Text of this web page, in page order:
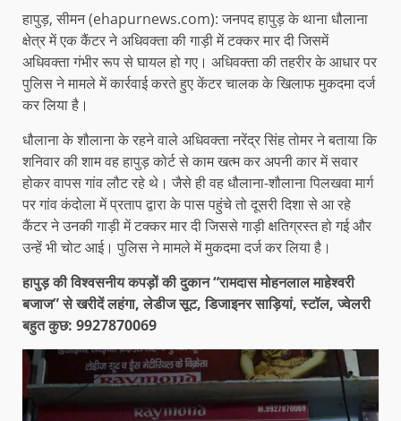
हापुड़, सीमन (ehapurnews.com): जनपद हापुड़ के थाना धौलाना
क्षेत्र में एक कैंटर ने अधिवक्ता की गाड़ी में टक्कर मार दी जिसमें
अधिवक्ता गंभीर रूप से घायल हो गए। अधिवक्ता की तहरीर के आधार पर
पुलिस ने मामले में कार्रवाई करते हुए केंटर चालक के खिलाफ मुकदमा दर्ज
कर लिया है।
धौलाना के शौलाना के रहने वाले अधिवक्ता नरेंद्र सिंह तोमर ने बताया कि
शनिवार की शाम वह हापुड़ कोर्ट से काम खत्म कर अपनी कार में सवार
होकर वापस गांव लौट रहे थे। जैसे ही वह धौलाना-शौलाना पिलखवा मार्ग
पर गांव कंदोला में प्रताप द्वारा के पास पहुंचे तो दूसरी दिशा से आ रहे
कैंटर ने उनकी गाड़ी में टक्कर मार दी जिससे गाड़ी क्षतिग्रस्त हो गई और
उन्हें भी चोट आई। पुलिस ने मामले में मुकदमा दर्ज कर लिया है।
हापुड़ की विश्वसनीय कपड़ों की दुकान “रामदास मोहनलाल माहेश्वरी
बजाज” से खरीदें लहंगा, लेडीज सूट, डिजाइनर साड़ियां, स्टॉल, ज्वेलरी
बहुत कुछ: 9927870069